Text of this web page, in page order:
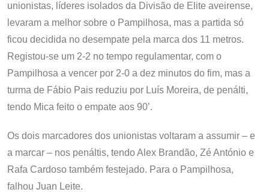
unionistas, líderes isolados da Divisão de Elite aveirense,
levaram a melhor sobre o Pampilhosa, mas a partida só
ficou decidida no desempate pela marca dos 11 metros.
Registou-se um 2-2 no tempo regulamentar, com o
Pampilhosa a vencer por 2-0 a dez minutos do fim, mas a
turma de Fábio Pais reduziu por Luís Moreira, de penálti,
tendo Mica feito o empate aos 90’.
Os dois marcadores dos unionistas voltaram a assumir – e
a marcar – nos penáltis, tendo Alex Brandão, Zé António e
Rafa Cardoso também festejado. Para o Pampilhosa,
falhou Juan Leite.